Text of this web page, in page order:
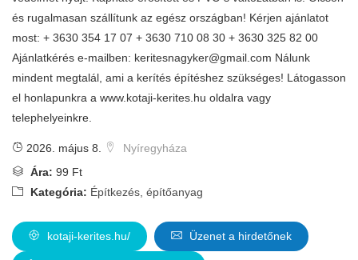
és rugalmasan szállítunk az egész országban! Kérjen ajánlatot
most: + 3630 354 17 07 + 3630 710 08 30 + 3630 325 82 00
Ajánlatkérés e-mailben: keritesnagyker@gmail.com Nálunk
mindent megtalál, ami a kerítés építéshez szükséges! Látogasson
el honlapunkra a www.kotaji-kerites.hu oldalra vagy
telephelyeinkre.
2026. május 8.
Nyíregyháza
Ára: 99 Ft
Kategória: Építkezés, építőanyag
kotaji-kerites.hu/ Üzenet a hirdetőnek